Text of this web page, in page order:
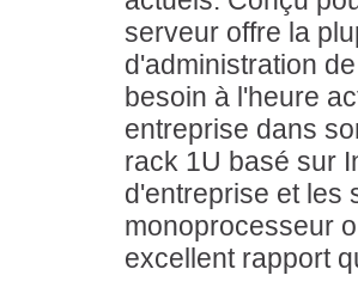
serveur offre la
d'administration
besoin à l'heure
entreprise dans
rack 1U basé sur
d'entreprise et les
monoprocesseur
excellent rapport